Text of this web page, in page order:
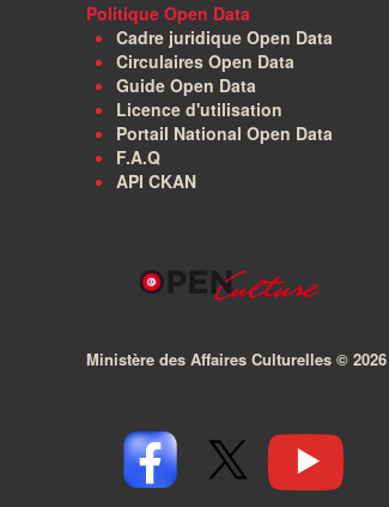
Politique Open Data
Cadre juridique Open Data
Circulaires Open Data
Guide Open Data
Licence d'utilisation
Portail National Open Data
F.A.Q
API CKAN
Ministère des Affaires Culturelles © 2026